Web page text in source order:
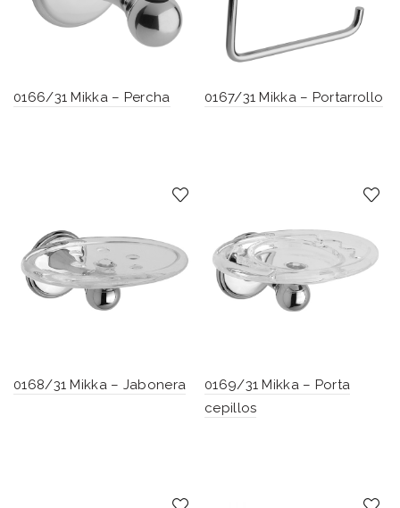
0166/31 Mikka – Percha 0167/31 Mikka – Portarrollo
0168/31 Mikka – Jabonera
0169/31 Mikka – Porta
cepillos